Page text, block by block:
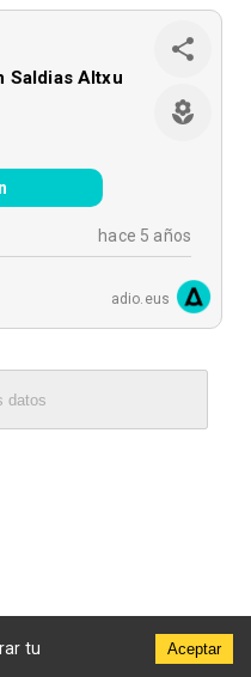
Saldias Altxu
hace 5 años
adio.eus
datos
tu
Aceptar